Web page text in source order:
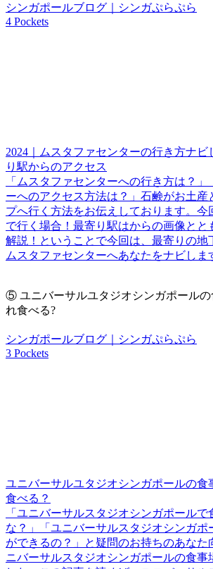
シンガポールブログ｜シンガぷらぷら
4 Pockets
2024｜ムスタファセンターの行き方ナ
り駅からのアクセス
「ムスタファセンターへの行き方は？
ーへのアクセス方法は？」石鹸がお土産
プへ行く方法をお伝えしております。今
で行く場合！最寄り駅はからの画像とと
解説！ということで今回は、最寄りの地
ムスタファセンターへあなたをナビしま
⑤ ユニバーサルユタジオシンガポール
れ食べる?
シンガポールブログ｜シンガぷらぷら
3 Pockets
ユニバーサルユタジオシンガポールの食
食べる？
「ユニバーサルスタジオシンガポール
な？」「ユニバーサルスタジオシンガポ
ができるの？」と疑問のお持ちのあなた
ニバーサルスタジオシンガポールの食事